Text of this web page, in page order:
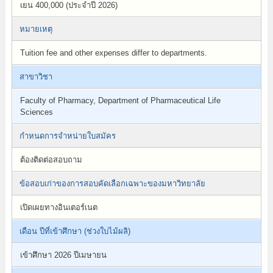
เยน 400,000 (ประจำปี 2026)
หมายเหตุ
Tuition fee and other expenses differ to departments.
สาขาวิชา
Faculty of Pharmacy, Department of Pharmaceutical Life
Sciences
กำหนดการจำหน่ายใบสมัคร
ต้องติดต่อสอบถาม
ข้อสอบเก่าของการสอบคัดเลือกเฉพาะของมหาวิทยาลัย
เปิดเผยทางอินเตอร์เนต
เดือน ปีที่เข้าศึกษา (ช่วงใบไม้ผลิ)
เข้าศึกษา 2026 ปีเมษายน